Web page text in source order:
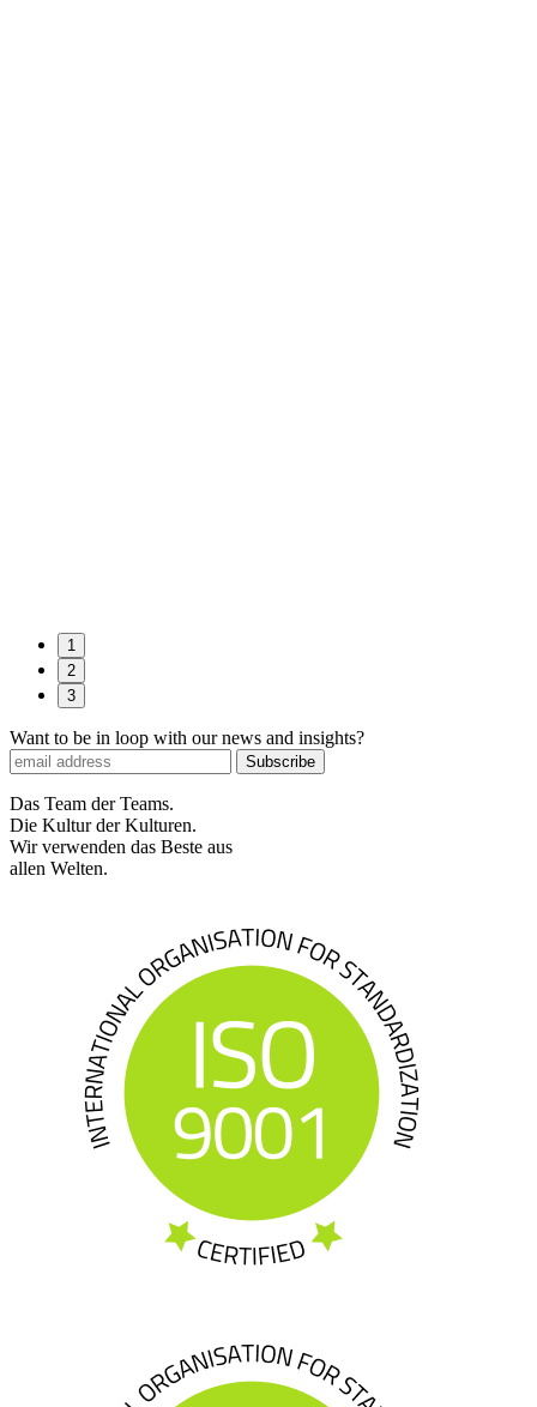
1
2
3
Want to be in loop with our news and insights?
Das Team der Teams.
Die Kultur der Kulturen.
Wir verwenden das Beste aus
allen Welten.